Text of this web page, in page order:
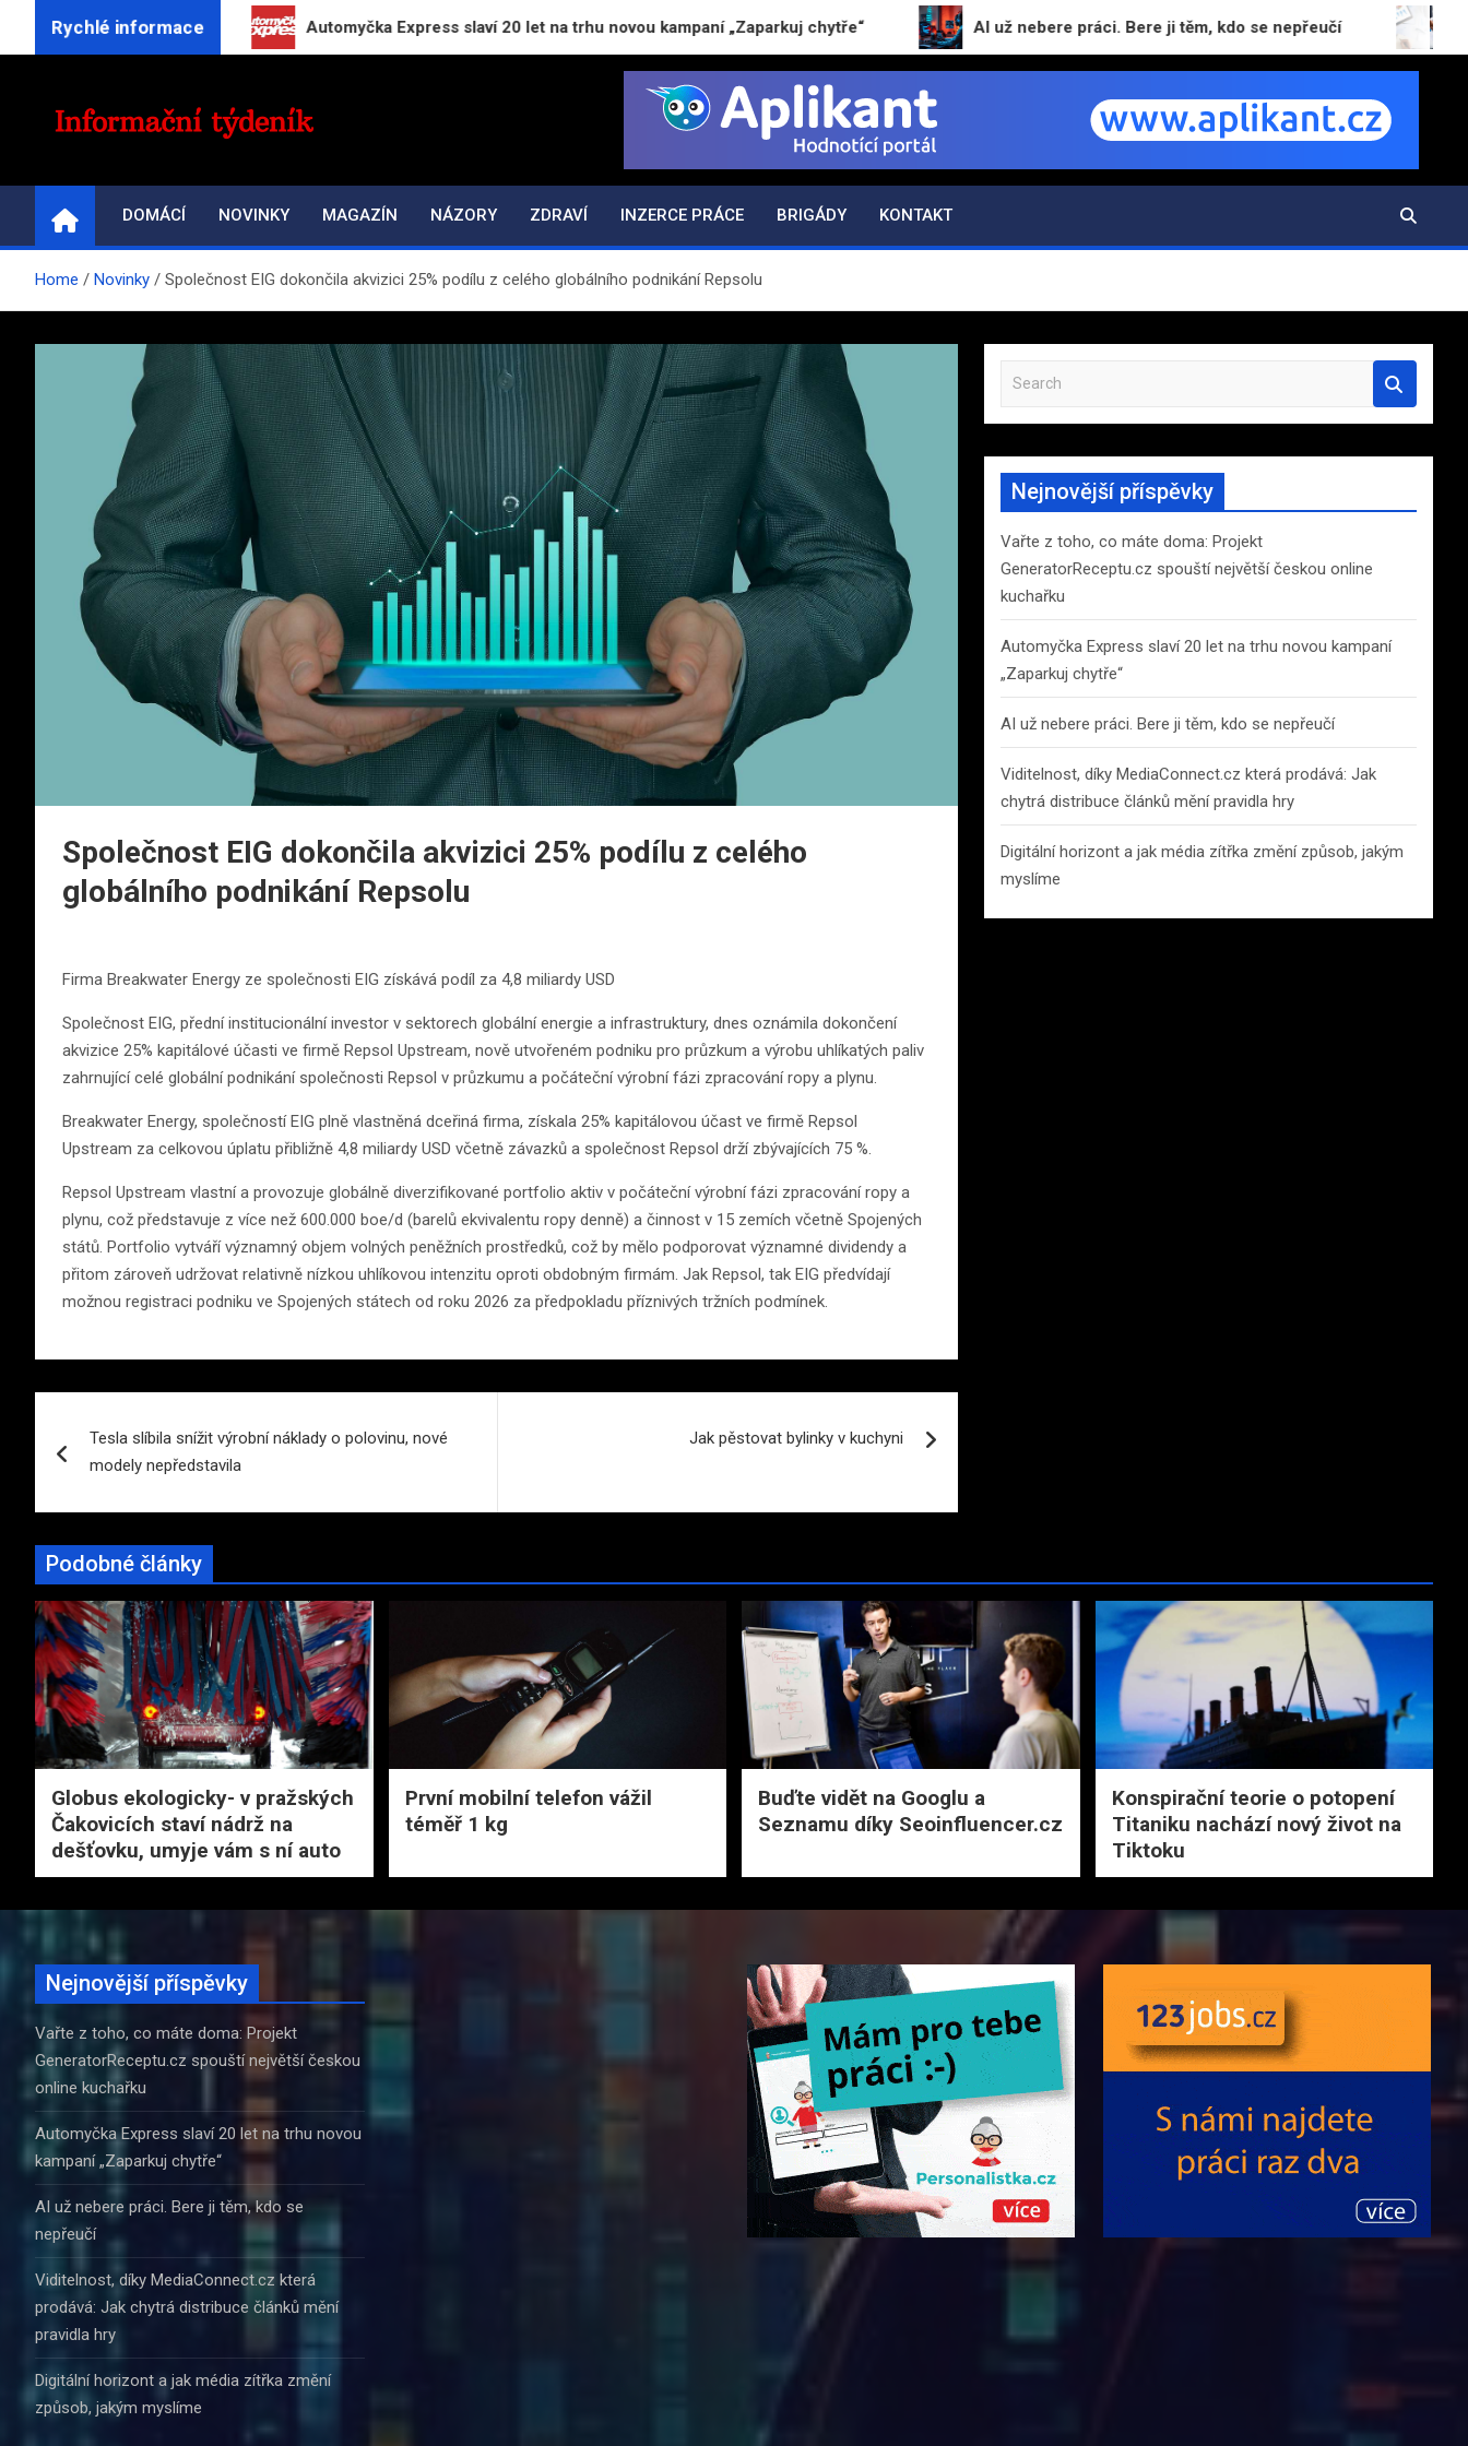
Rychlé informace
kuchařku Automyčka Express slaví 20 let na trhu novou kampaní „Zaparkuj chytře“ AI už nebere práci. Bere ji těm, kdo se nepřeučí
INFORMAČNÍ-TÝDENÍK.CZ
DOMÁCÍ NOVINKY MAGAZÍN NÁZORY ZDRAVÍ INZERCE PRÁCE BRIGÁDY KONTAKT
Home Novinky Společnost EIG dokončila akvizici 25% podílu z celého globálního podnikání Repsolu
Společnost EIG dokončila akvizici 25% podílu z celého
globálního podnikání Repsolu
Firma Breakwater Energy ze společnosti EIG získává podíl za 4,8 miliardy USD
Společnost EIG, přední institucionální investor v sektorech globální energie a infrastruktury, dnes oznámila dokončení
akvizice 25% kapitálové účasti ve firmě Repsol Upstream, nově utvořeném podniku pro průzkum a výrobu uhlíkatých paliv
zahrnující celé globální podnikání společnosti Repsol v průzkumu a počáteční výrobní fázi zpracování ropy a plynu.
Breakwater Energy, společností EIG plně vlastněná dceřiná firma, získala 25% kapitálovou účast ve firmě Repsol
Upstream za celkovou úplatu přibližně 4,8 miliardy USD včetně závazků a společnost Repsol drží zbývajících 75 %.
Repsol Upstream vlastní a provozuje globálně diverzifikované portfolio aktiv v počáteční výrobní fázi zpracování ropy a
plynu, což představuje z více než 600.000 boe/d (barelů ekvivalentu ropy denně) a činnost v 15 zemích včetně Spojených
států. Portfolio vytváří významný objem volných peněžních prostředků, což by mělo podporovat významné dividendy a
přitom zároveň udržovat relativně nízkou uhlíkovou intenzitu oproti obdobným firmám. Jak Repsol, tak EIG předvídají
možnou registraci podniku ve Spojených státech od roku 2026 za předpokladu příznivých tržních podmínek.
pro
příspěvek
Tesla slíbila snížit výrobní náklady o polovinu, nové
modely nepředstavila
Jak pěstovat bylinky v kuchyni
a
r
h
Nejnovější příspěvky
Vařte z toho, co máte doma: Projekt
GeneratorReceptu.cz spouští největší českou online
kuchařku
Automyčka Express slaví 20 let na trhu novou kampaní
„Zaparkuj chytře“
AI už nebere práci. Bere ji těm, kdo se nepřeučí
Viditelnost, díky MediaConnect.cz která prodává: Jak
chytrá distribuce článků mění pravidla hry
Digitální horizont a jak média zítřka změní způsob, jakým
myslíme
Podobné články
Globus ekologicky- v pražských
Čakovicích staví nádrž na
dešťovku, umyje vám s ní auto
První mobilní telefon vážil
téměř 1 kg
Buďte vidět na Googlu a
Seznamu díky Seoinfluencer.cz
Konspirační teorie o potopení
Titaniku nachází nový život na
Tiktoku
Nejnovější příspěvky
Vařte z toho, co máte doma: Projekt
GeneratorReceptu.cz spouští největší českou
online kuchařku
Automyčka Express slaví 20 let na trhu novou
kampaní „Zaparkuj chytře“
AI už nebere práci. Bere ji těm, kdo se
nepřeučí
Viditelnost, díky MediaConnect.cz která
prodává: Jak chytrá distribuce článků mění
pravidla hry
Digitální horizont a jak média zítřka změní
způsob, jakým myslíme